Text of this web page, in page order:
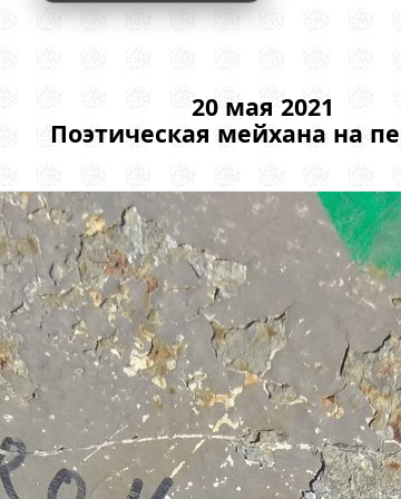
20 мая 2021
Поэтическая мейхана на